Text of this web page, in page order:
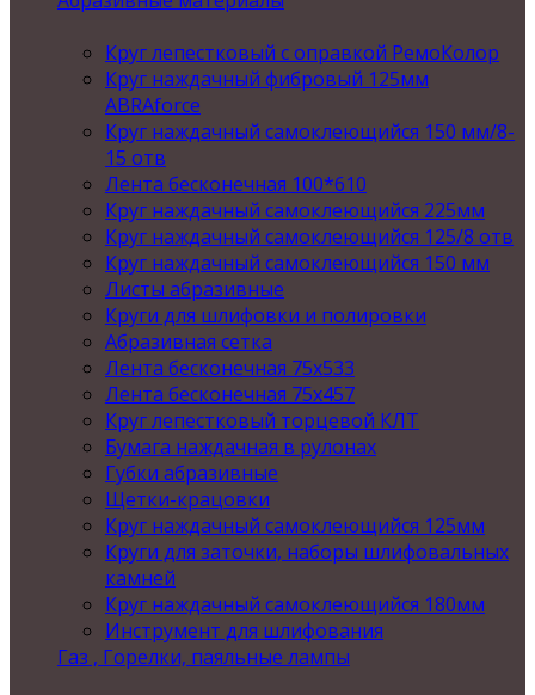
Круг лепестковый с оправкой РемоКолор
Круг наждачный фибровый 125мм
ABRAforce
Круг наждачный самоклеющийся 150 мм/8-
15 отв
Лента бесконечная 100*610
Круг наждачный самоклеющийся 225мм
Круг наждачный самоклеющийся 125/8 отв
Круг наждачный самоклеющийся 150 мм
Листы абразивные
Круги для шлифовки и полировки
Абразивная сетка
Лента бесконечная 75х533
Лента бесконечная 75х457
Круг лепестковый торцевой КЛТ
Бумага наждачная в рулонах
Губки абразивные
Щетки-крацовки
Круг наждачный самоклеющийся 125мм
Круги для заточки, наборы шлифовальных
камней
Круг наждачный самоклеющийся 180мм
Инструмент для шлифования
Газ , Горелки, паяльные лампы